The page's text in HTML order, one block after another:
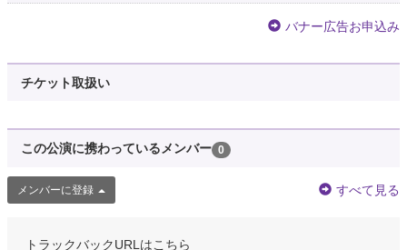
バナー広告お申込み
チケット取扱い
この公演に携わっているメンバー 0
メンバーに登録 すべて見る
トラックバックURLはこちら